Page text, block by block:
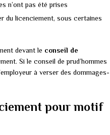
n’ont pas été prises
du licenciement, sous certaines
devant le conseil de
Si le conseil de prud’hommes
à verser des dommages-
pour motif